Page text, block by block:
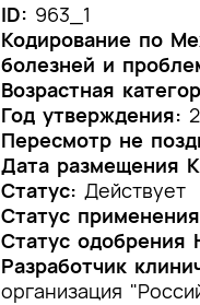
ID: 963_1
Кодирование по
болезней и
Возрастная
Год утверждения:
Пересмотр не
Дата размещения
Статус: Действует
Статус
Статус одобрения
Разработчик
организация